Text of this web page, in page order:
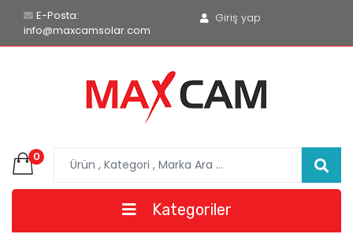
E-Posta:
info@maxcamsolar.com
Giriş yap
0
Kategoriler